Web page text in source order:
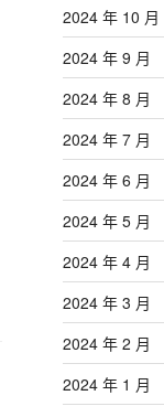
2024 年 10 月
2024 年 9 月
2024 年 8 月
2024 年 7 月
2024 年 6 月
2024 年 5 月
2024 年 4 月
2024 年 3 月
2024 年 2 月
2024 年 1 月